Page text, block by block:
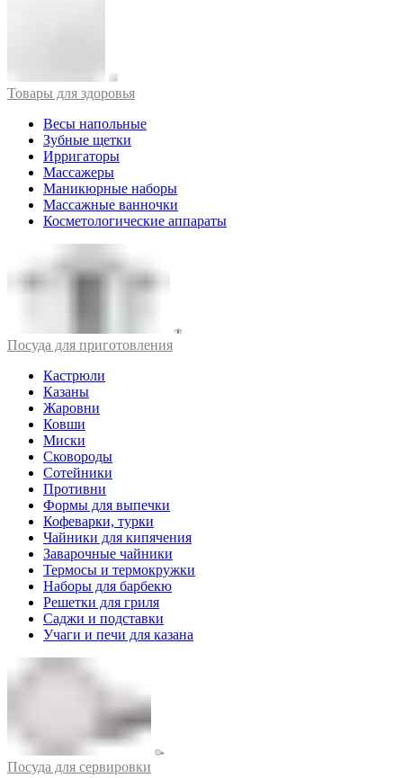
Товары для здоровья
Весы напольные
Зубные щетки
Ирригаторы
Массажеры
Маникюрные наборы
Массажные ванночки
Косметологические аппараты
Посуда для приготовления
Кастрюли
Казаны
Жаровни
Ковши
Миски
Сковороды
Сотейники
Противни
Формы для выпечки
Кофеварки, турки
Чайники для кипячения
Заварочные чайники
Термосы и термокружки
Наборы для барбекю
Решетки для гриля
Саджи и подставки
Учаги и печи для казана
Посуда для сервировки